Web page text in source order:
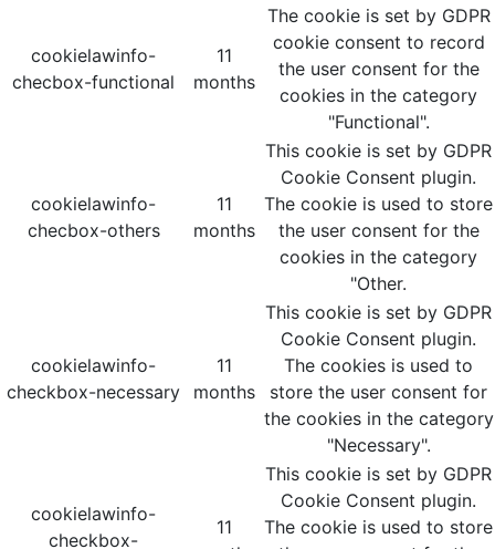
cookielawinfo-
checbox-functional
11
months
The cookie is set by GDPR
cookie consent to record
the user consent for the
cookies in the category
"Functional".
cookielawinfo-
checbox-others
11
months
This cookie is set by GDPR
Cookie Consent plugin.
The cookie is used to store
the user consent for the
cookies in the category
"Other.
cookielawinfo-
checkbox-necessary
11
months
This cookie is set by GDPR
Cookie Consent plugin.
The cookies is used to
store the user consent for
the cookies in the category
"Necessary".
cookielawinfo-
checkbox-
11
This cookie is set by GDPR
Cookie Consent plugin.
The cookie is used to store